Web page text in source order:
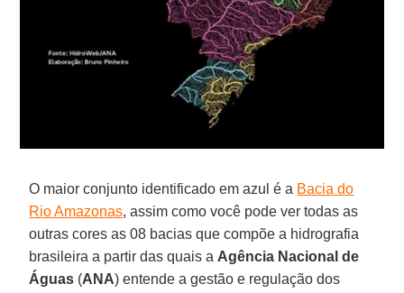
O maior conjunto identificado em azul é a Bacia do
Rio Amazonas, assim como você pode ver todas as
outras cores as 08 bacias que compõe a hidrografia
brasileira a partir das quais a Agência Nacional de
Águas (ANA) entende a gestão e regulação dos